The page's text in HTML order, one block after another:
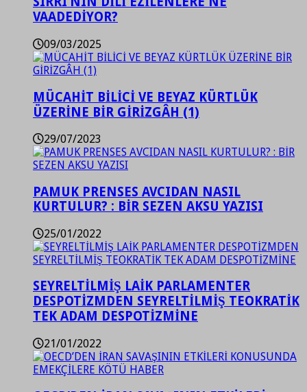
VAADEDİYOR?
09/03/2025
MÜCAHİT BİLİCİ VE BEYAZ KÜRTLÜK
ÜZERİNE BİR GİRİZGÂH (1)
29/07/2023
PAMUK PRENSES AVCIDAN NASIL
KURTULUR? : BİR SEZEN AKSU YAZISI
25/01/2022
SEYRELTİLMİŞ LAİK PARLAMENTER
DESPOTİZMDEN SEYRELTİLMİŞ TEOKRATİK
TEK ADAM DESPOTİZMİNE
21/01/2022